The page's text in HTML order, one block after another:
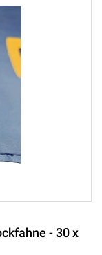
- 30 x